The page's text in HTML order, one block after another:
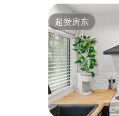
超赞房东
超赞房东